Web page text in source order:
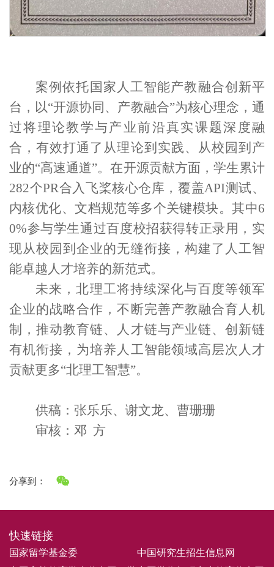
案例依托国家人工智能产教融合创新平
台， 以“开源协同、产教融合”为核心理念 ，通
过将理论教学与产业前沿真实课题深度融
合 ，有效打通了 从理论到 实践、从校园到 产
业的“高速通道”。在开源贡献方面，学生累计
282个PR合入飞桨核心仓库，覆盖API测试、
内核优化、文档规范等多个关键模块。其中6
0%参与学生通过百度校招获得转正录用，实
现从校园到企业的无缝衔接 ，构建了 人工智
能卓越人才培养的新范式。
未来，北理工将持续深化与百度等领军
企业的战略合作，不断完善产教融合育人机
制，推动教育链、人才链与产业链、创新链
有机衔接 ，为培养人工智能领域高层次 人才
贡献更多“北理工智慧”。
供稿：张乐乐、谢文龙、曹珊珊
审核：邓 方
分享到：
快速链接
国家留学基金委
中国研究生招生信息网